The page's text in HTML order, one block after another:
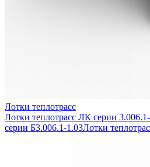
Лотки теплотрасс
Лотки теплотрасс ЛК серии
серии Б3.006.1-1.03Лотки